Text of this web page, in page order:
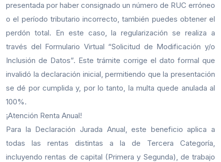
presentada por haber consignado un número de RUC erróneo
o el período tributario incorrecto, también puedes obtener el
perdón total. En este caso, la regularización se realiza a
través del Formulario Virtual “Solicitud de Modificación y/o
Inclusión de Datos”. Este trámite corrige el dato formal que
invalidó la declaración inicial, permitiendo que la presentación
se dé por cumplida y, por lo tanto, la multa quede anulada al
100%.
¡Atención Renta Anual!
Para la Declaración Jurada Anual, este beneficio aplica a
todas las rentas distintas a la de Tercera Categoría,
incluyendo rentas de capital (Primera y Segunda), de trabajo